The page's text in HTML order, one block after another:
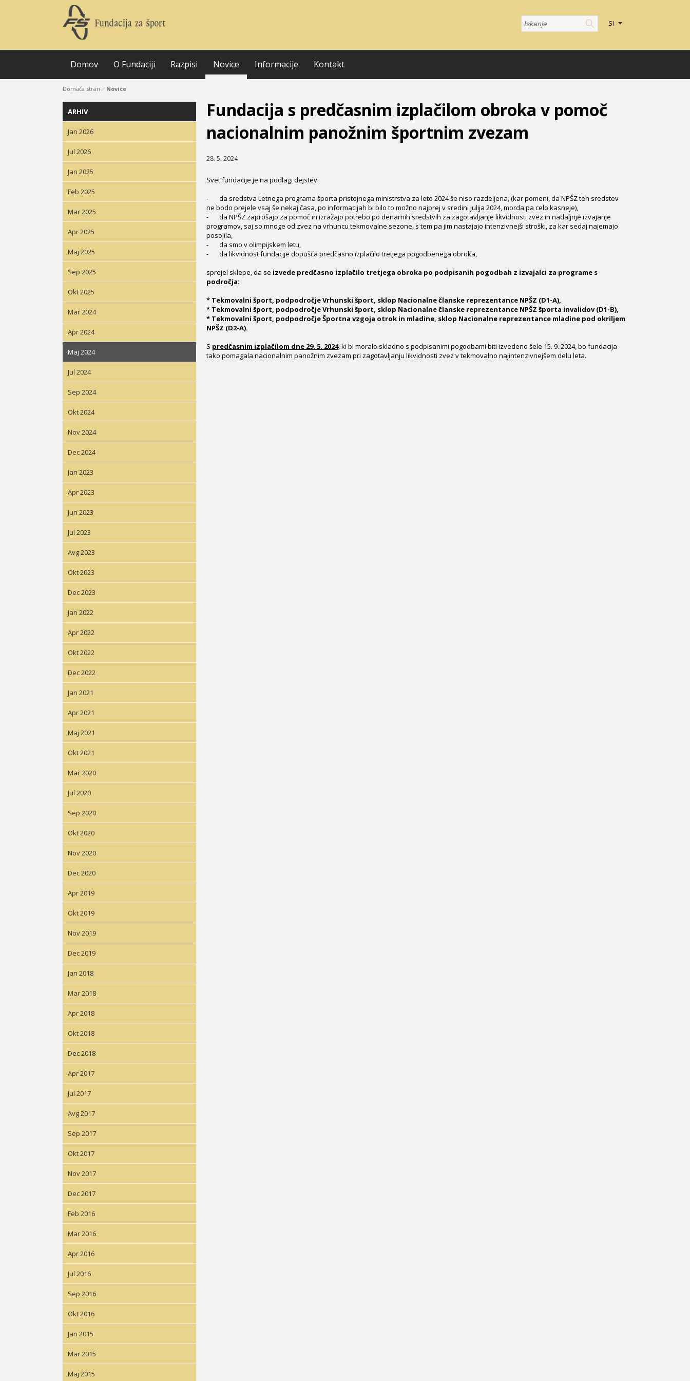
SI
Domov O Fundaciji Razpisi Novice Informacije Kontakt
Domača stran Novice
Fundacija s predčasnim izplačilom obroka v pomoč
nacionalnim panožnim športnim zvezam
28. 5. 2024
Svet fundacije je na podlagi dejstev:
- da sredstva Letnega programa športa pristojnega ministrstva za leto 2024 še niso razdeljena, (kar pomeni, da NPŠZ teh sredstev
ne bodo prejele vsaj še nekaj časa, po informacijah bi bilo to možno najprej v sredini julija 2024, morda pa celo kasneje),
- da NPŠZ zaprošajo za pomoč in izražajo potrebo po denarnih sredstvih za zagotavljanje likvidnosti zvez in nadaljnje izvajanje
programov, saj so mnoge od zvez na vrhuncu tekmovalne sezone, s tem pa jim nastajajo intenzivnejši stroški, za kar sedaj najemajo
posojila,
- da smo v olimpijskem letu,
- da likvidnost fundacije dopušča predčasno izplačilo tretjega pogodbenega obroka,
sprejel sklepe, da se izvede predčasno izplačilo tretjega obroka po podpisanih pogodbah z izvajalci za programe s
področja:
* Tekmovalni šport, podpodročje Vrhunski šport, sklop Nacionalne članske reprezentance NPŠZ (D1-A),
* Tekmovalni šport, podpodročje Vrhunski šport, sklop Nacionalne članske reprezentance NPŠZ športa invalidov (D1-B),
* Tekmovalni šport, podpodročje Športna vzgoja otrok in mladine, sklop Nacionalne reprezentance mladine pod okriljem
NPŠZ (D2-A).
S predčasnim izplačilom dne 29. 5. 2024, ki bi moralo skladno s podpisanimi pogodbami biti izvedeno šele 15. 9. 2024, bo fundacija
tako pomagala nacionalnim panožnim zvezam pri zagotavljanju likvidnosti zvez v tekmovalno najintenzivnejšem delu leta.
ARHIV
Jan 2026
Jul 2026
Jan 2025
Feb 2025
Mar 2025
Apr 2025
Maj 2025
Sep 2025
Okt 2025
Mar 2024
Apr 2024
Maj 2024
Jul 2024
Sep 2024
Okt 2024
Nov 2024
Dec 2024
Jan 2023
Apr 2023
Jun 2023
Jul 2023
Avg 2023
Okt 2023
Dec 2023
Jan 2022
Apr 2022
Okt 2022
Dec 2022
Jan 2021
Apr 2021
Maj 2021
Okt 2021
Mar 2020
Jul 2020
Sep 2020
Okt 2020
Nov 2020
Dec 2020
Apr 2019
Okt 2019
Nov 2019
Dec 2019
Jan 2018
Mar 2018
Apr 2018
Okt 2018
Dec 2018
Apr 2017
Jul 2017
Avg 2017
Sep 2017
Okt 2017
Nov 2017
Dec 2017
Feb 2016
Mar 2016
Apr 2016
Jul 2016
Sep 2016
Okt 2016
Jan 2015
Mar 2015
Maj 2015